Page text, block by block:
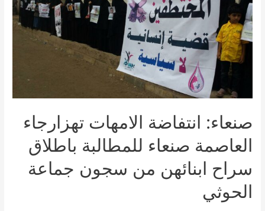
كي
مون
صنعاء: انتفاضة الامهات تهزارجاء
العاصمة صنعاء للمطالبة باطلاق
سراح ابنائهن من سجون جماعة
الحوثي